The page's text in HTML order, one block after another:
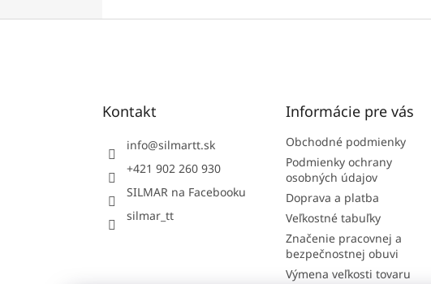
Kontakt
info@silmartt.sk
+421 902 260 930
SILMAR na Facebooku
silmar_tt
Informácie pre vás
Obchodné podmienky
Podmienky ochrany
osobných údajov
Doprava a platba
Veľkostné tabuľky
Značenie pracovnej a
bezpečnostnej obuvi
Výmena veľkosti tovaru